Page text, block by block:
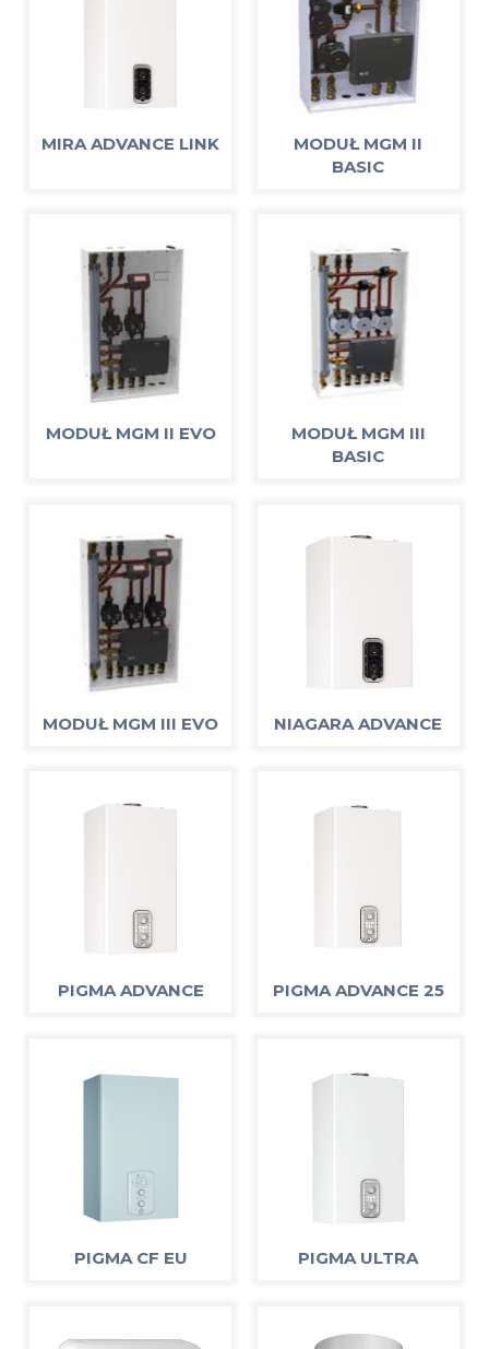
MIRA ADVANCE LINK
MODUŁ MGM II
BASIC
MODUŁ MGM II EVO
MODUŁ MGM III
BASIC
MODUŁ MGM III EVO NIAGARA ADVANCE
PIGMA ADVANCE PIGMA ADVANCE 25
PIGMA CF EU PIGMA ULTRA